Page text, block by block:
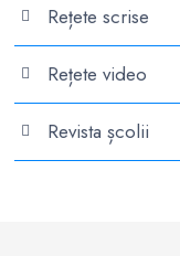
Rețete scrise
Rețete video
Revista școlii